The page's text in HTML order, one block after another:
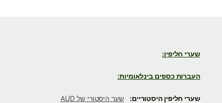
שערי חליפין:
העברות כספים בינלאומיות:
שערי חליפין היסטוריים:
שער היסטורי של AUD